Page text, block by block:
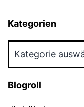
Kategorien
Blogroll